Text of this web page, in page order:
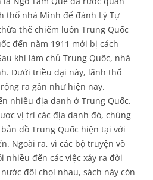
thổ nhà Minh để đánh Lý Tự
thế chiếm luôn Trung Quốc
đến năm 1911 mới bị cách
khi làm chủ Trung Quốc, nhà
Dưới triều đại này, lãnh thổ
ra gần như hiện nay.
nhiều địa danh ở Trung Quốc.
vị trí các địa danh đó, chúng
đồ Trung Quốc hiện tại với
Ngoài ra, vì các bộ truyện võ
nhiều đến các việc xảy ra đời
đối chọi nhau, sách này còn